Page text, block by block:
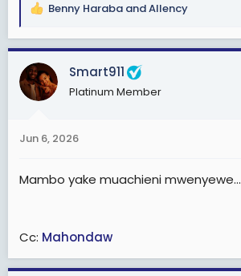
R
a
c
t
i
s
Benny Haraba andAllency
Smart911
Platinum Member
Jun 6, 2026
Mambo yake muachieni mwenyewe...
Cc: Mahondaw